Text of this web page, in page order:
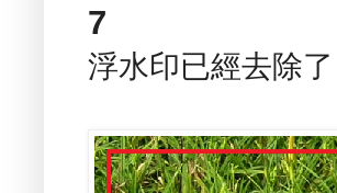
7
浮水印已經去除了